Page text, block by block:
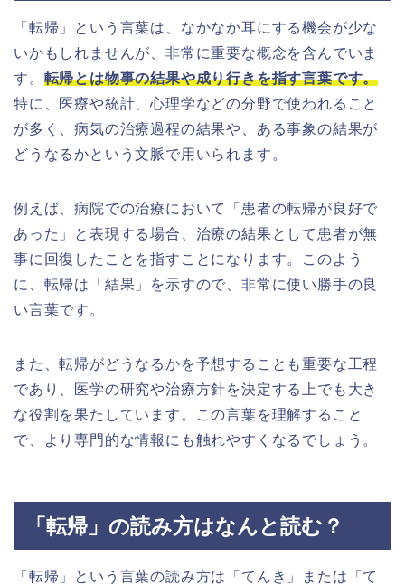
「転帰」という言葉は、なかなか耳にする機会が少な
いかもしれませんが、非常に重要な概念を含んでいま
す。 転帰とは物事の結果や成り行きを指す言葉です。
特に、医療や統計、心理学などの分野で使われること
が多く、病気の治療過程の結果や、ある事象の結果が
どうなるかという文脈で用いられます。
例えば、病院での治療において「患者の転帰が良好で
あった」と表現する場合、治療の結果として患者が無
事に回復したことを指すことになります。このよう
に、転帰は「結果」を示すので、非常に使い勝手の良
い言葉です。
また、転帰がどうなるかを予想することも重要な工程
であり、医学の研究や治療方針を決定する上でも大き
な役割を果たしています。この言葉を理解すること
で、より専門的な情報にも触れやすくなるでしょう。
「転帰」の読み方はなんと読む？
「転帰」という言葉の読み方は「てんき」または「て